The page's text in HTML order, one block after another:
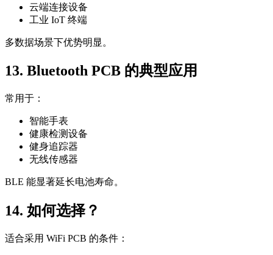
云端连接设备
工业 IoT 终端
多数据场景下优势明显。
13. Bluetooth PCB 的典型应用
常用于：
智能手表
健康检测设备
健身追踪器
无线传感器
BLE 能显著延长电池寿命。
14. 如何选择？
适合采用 WiFi PCB 的条件：